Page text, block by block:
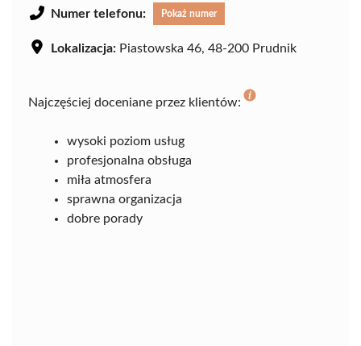
Numer telefonu: Pokaż numer
Lokalizacja: Piastowska 46, 48-200 Prudnik
Najczęściej doceniane przez klientów:
wysoki poziom usług
profesjonalna obsługa
miła atmosfera
sprawna organizacja
dobre porady